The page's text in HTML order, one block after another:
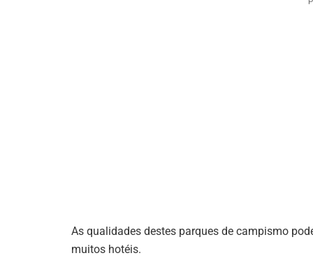
As qualidades destes parques de campismo
muitos hotéis.